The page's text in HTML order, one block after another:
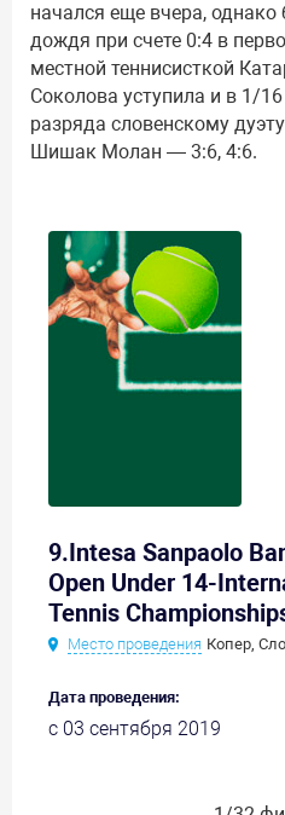
начался еще вчера, однако
дождя при счете 0:4 в
местной теннисисткой
Соколова уступила и в 1/
разряда словенскому
Шишак Молан — 3:6, 4:6.
9.Intesa Sanpaolo
Open Under 14-
Tennis
Место проведения Копер,
Дата проведения:
с 03 сентября 2019